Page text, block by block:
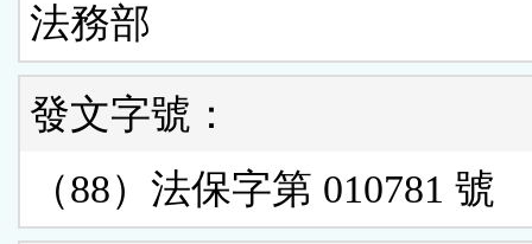
法務部
發文字號：
（88）法保字第 010781 號